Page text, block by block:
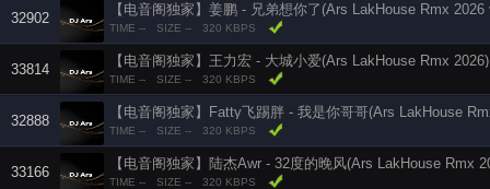
32902
【电音阁独家】姜鹏 - 兄弟想你了(Ars LakHouse Rmx 2026
TIME -- SIZE -- 320 KBPS
33814
【电音阁独家】王力宏 - 大城小爱(Ars LakHouse Rmx 2026)
TIME -- SIZE -- 320 KBPS
32888
【电音阁独家】Fatty飞踢胖 - 我是你哥哥(Ars LakHouse
TIME -- SIZE -- 320 KBPS
33166
【电音阁独家】陆杰Awr - 32度的晚风(Ars LakHouse Rmx
TIME -- SIZE -- 320 KBPS